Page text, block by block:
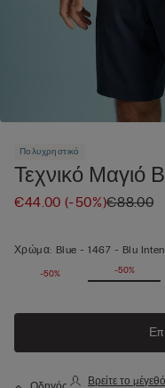
Πολυχρηστικό
Τεχνικό Μαγιό
€44.00(-50%)€88.00
Χρώμα: Blue -1467 - Blu
-50% -50%
-50%
Βρείτε το